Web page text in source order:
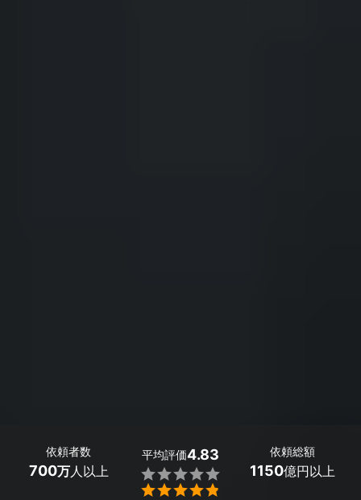
依頼者数
700万人以上
平均評価4.83


依頼総額
1150億円以上